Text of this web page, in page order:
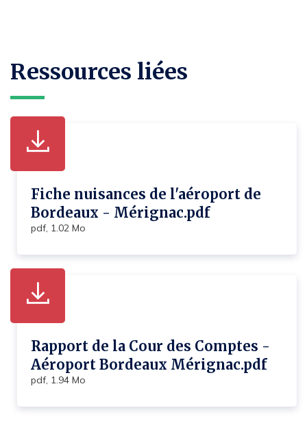
Ressources liées
Fiche nuisances de l'aéroport de
Bordeaux - Mérignac.pdf
pdf, 1.02 Mo
Rapport de la Cour des Comptes -
Aéroport Bordeaux Mérignac.pdf
pdf, 1.94 Mo